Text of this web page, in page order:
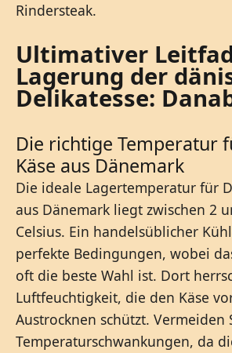
Rindersteak.
Ultimativer
Lagerung der
Delikatesse:
Die richtige Temperatur
Käse aus Dänemark
Die ideale Lagertemperatur für
aus Dänemark liegt zwischen 2
Celsius. Ein handelsüblicher
perfekte Bedingungen, wobei
oft die beste Wahl ist. Dort
Luftfeuchtigkeit, die den Käse
Austrocknen schützt.
Temperaturschwankungen, da